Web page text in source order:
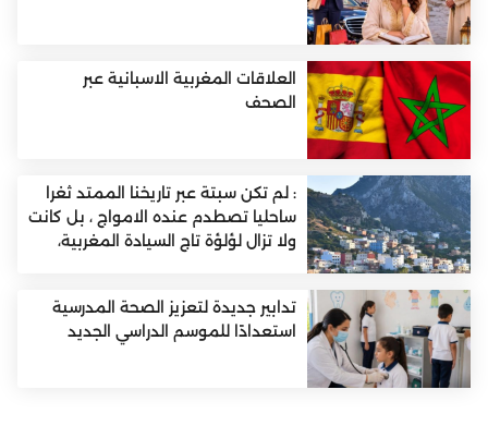
العلاقات المغربية الاسبانية عبر
الصحف
: لم تكن سبتة عبر تاريخنا الممتد ثغرا
ساحليا تصطدم عنده الامواج ، بل كانت
ولا تزال لؤلؤة تاج السيادة المغربية،
تدابير جديدة لتعزيز الصحة المدرسية
استعدادًا للموسم الدراسي الجديد